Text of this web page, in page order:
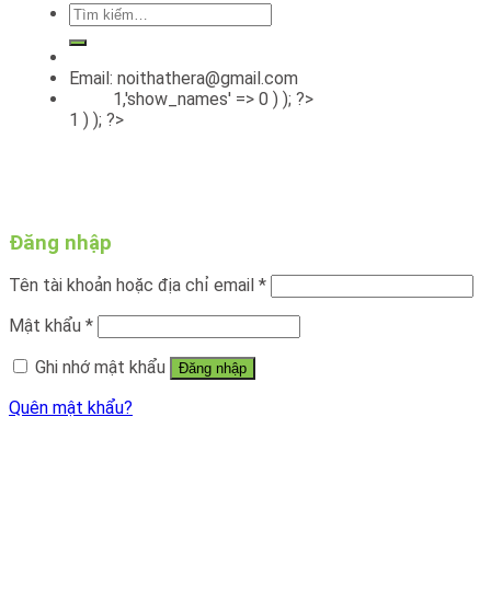
Tìm
kiếm:
Email: noithathera@gmail.com
1,'show_names' => 0 ) ); ?>
1 ) ); ?>
Đăng nhập
Tên tài khoản hoặc địa chỉ email *
Mật khẩu *
Ghi nhớ mật khẩu
Đăng nhập
Quên mật khẩu?